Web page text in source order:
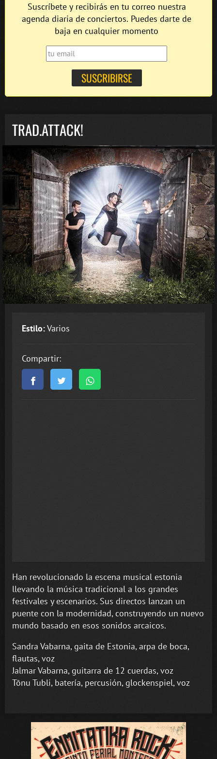
Suscríbete y recibirás en tu correo nuestra
agenda diaria de conciertos. Puedes darte de
baja en cualquier momento
TRAD.ATTACK!
Estilo:Varios
Compartir:
Han revolucionado la escena musical estonia
llevando la música tradicional a los grandes
festivales y escenarios. Sus directos lanzan un
puente con la modernidad, construyendo un nuevo
mundo basado en esos sonidos arcaicos.
Sandra Vabarna, gaita de Estonia, arpa de boca,
flautas, voz
Jalmar Vabarna, guitarra de 12 cuerdas, voz
Tõnu Tubli, batería, percusión, glockenspiel, voz